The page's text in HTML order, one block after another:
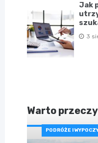
Jak
3
Warto
PODRÓŻE I